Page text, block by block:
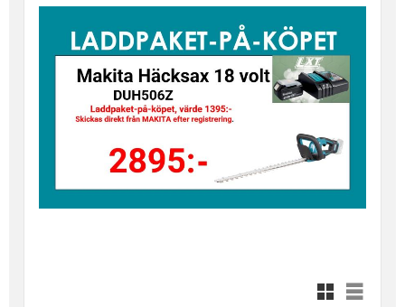
Rutnätsvy
Listvy